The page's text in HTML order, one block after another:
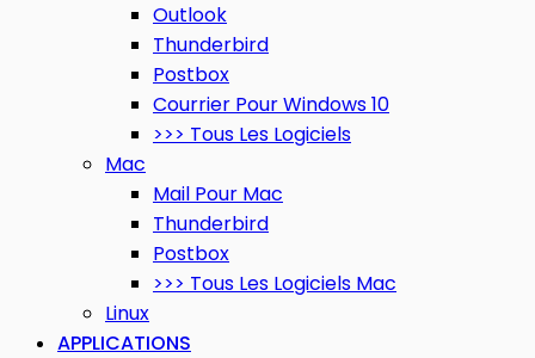
Outlook
Thunderbird
Postbox
Courrier Pour Windows 10
>>> Tous Les Logiciels
Mac
Mail Pour Mac
Thunderbird
Postbox
>>> Tous Les Logiciels Mac
Linux
APPLICATIONS